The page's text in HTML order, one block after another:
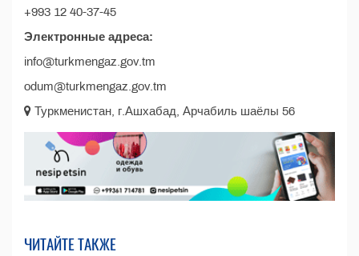
+993 12 40-37-45
Электронные адреса:
info@turkmengaz.gov.tm
odum@turkmengaz.gov.tm
Туркменистан, г.Ашхабад, Арчабиль шаёлы 56
ЧИТАЙТЕ ТАКЖЕ